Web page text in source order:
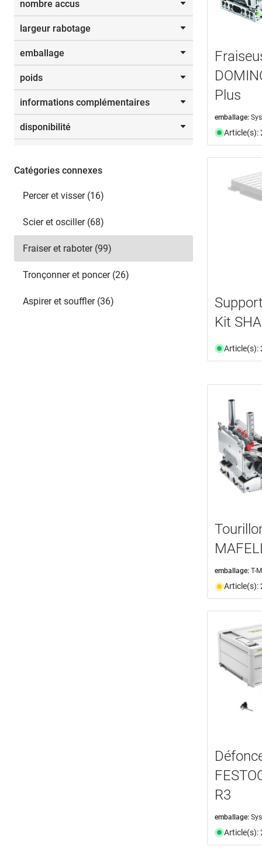
0 - 90 ° (7)
nombre accus
sans (2)
largeur rabotage
emballage
carton
L-BOXX (1)
T-MAX (12)
poids
informations complémentaires
document
disponibilité
n'est plus disponible
Catégories connexes
Percer et visser (16)
Scier et osciller (68)
Fraiser et raboter (99)
Tronçonner et poncer (26)
Aspirer et souffler (36)
Plus
emballage:
Article(s):
Kit
Article(s):
emballage: T-
Article(s):
R3
emballage:
Article(s):